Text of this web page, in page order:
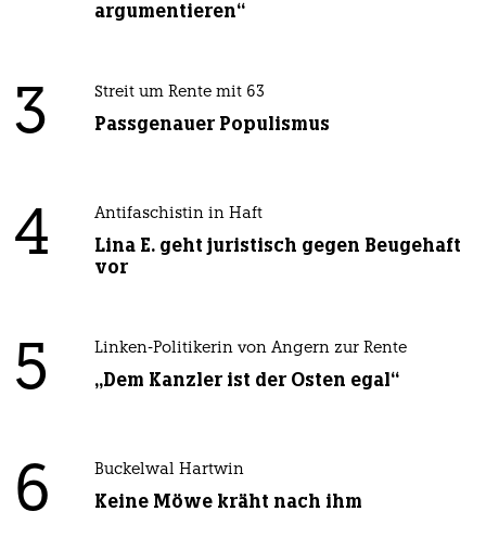
argumentieren“
3 Streit um Rente mit 63
Passgenauer Populismus
4 Antifaschistin in Haft
Lina E. geht juristisch gegen Beugehaft
vor
5 Linken-Politikerin von Angern zur Rente
„Dem Kanzler ist der Osten egal“
6 Buckelwal Hartwin
Keine Möwe kräht nach ihm